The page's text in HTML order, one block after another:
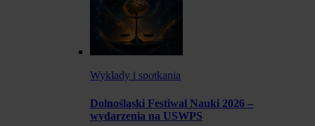
Wykłady i spotkania
Dolnośląski Festiwal Nauki 2026 –
wydarzenia na USWPS